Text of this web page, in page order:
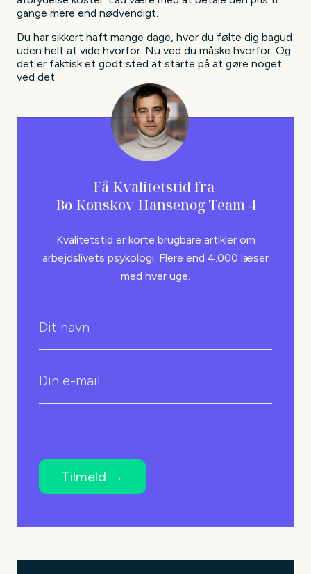
gange mere end nødvendigt.
Du har sikkert haft mange dage, hvor du følte dig bagud
uden helt at vide hvorfor. Nu ved du måske hvorfor. Og
det er faktisk et godt sted at starte på at gøre noget
ved det.
Få Kvalitetstid fra
Bo Kønskov Hansenog Team 4
Kvalitetstid er korte brugbare artikler om
arbejdslivets psykologi. Flere end 4.000 læser
med hver uge.